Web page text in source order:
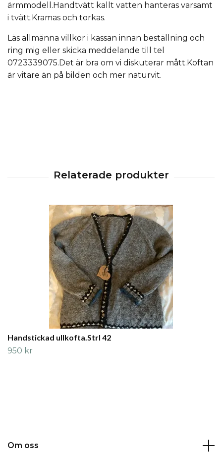
ärmmodell.Handtvätt kallt vatten hanteras varsamt
i tvätt.Kramas och torkas.
Läs allmänna villkor i kassan innan beställning och
ring mig eller skicka meddelande till tel
0723339075.Det är bra om vi diskuterar mått.Koftan
är vitare än på bilden och mer naturvit.
Handstickad ullkofta.Strl 42
950 kr
Om oss